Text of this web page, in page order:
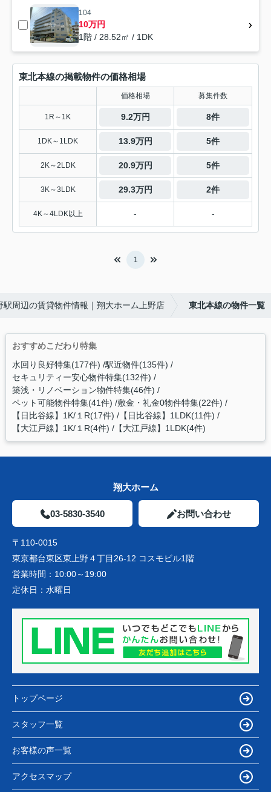
104
10万円
1階 / 28.52㎡ / 1DK
東北本線の掲載物件の価格相場
価格相場 募集件数
1R～1K 9.2万円 8件
1DK～1LDK 13.9万円 5件
2K～2LDK 20.9万円 5件
3K～3LDK 29.3万円 2件
4K～4LDK以上 - -
1
周辺の賃貸物件情報｜翔大ホーム上野店 東北本線の物件一覧
おすすめこだわり特集
水回り良好特集(177件) 駅近物件(135件)
セキュリティー安心物件特集(132件)
築浅・リノベーション物件特集(46件)
ペット可能物件特集(41件) 敷金・礼金0物件特集(22件)
【日比谷線】1K/１R(17件) 【日比谷線】1LDK(11件)
【大江戸線】1K/１R(4件) 【大江戸線】1LDK(4件)
翔大ホーム
03-5830-3540 お問い合わせ
〒110-0015
東京都台東区東上野４丁目26-12 コスモビル1階
営業時間： 10:00～19:00
定休日： 水曜日
トップページ
スタッフ一覧
お客様の声一覧
アクセスマップ